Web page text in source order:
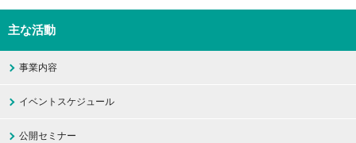
主な活動
事業内容
イベントスケジュール
公開セミナー